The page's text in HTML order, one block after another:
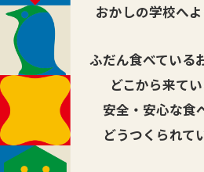
おかしの学校へよ
ふだん食べている
どこから来て
安全・安心な食
どうつくられて